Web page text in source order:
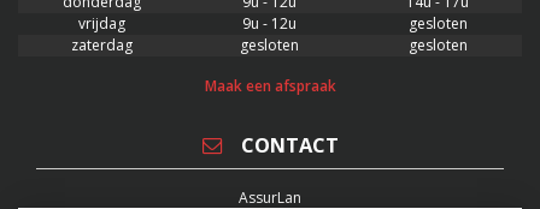
vrijdag
9u - 12u
gesloten
zaterdag
gesloten gesloten
Maak een afspraak
CONTACT
AssurLan